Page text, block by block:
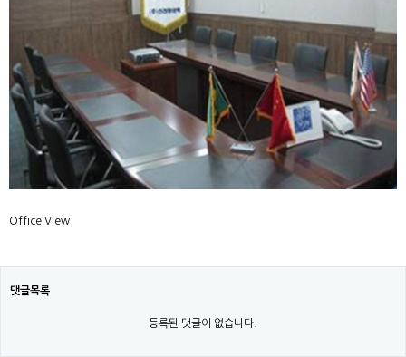
Office View
댓글목록
등록된 댓글이 없습니다.